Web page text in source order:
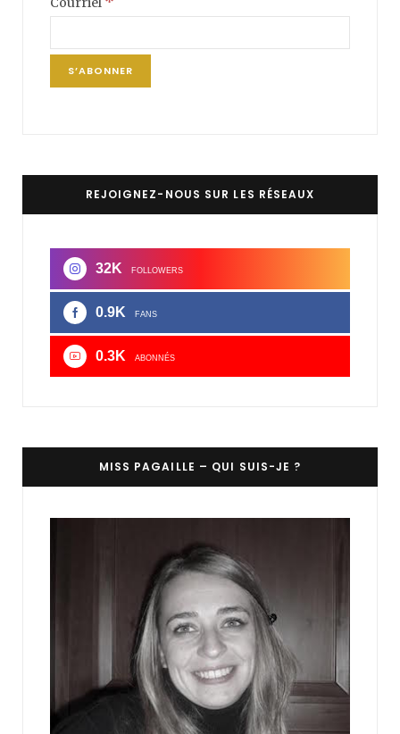
REJOIGNEZ-NOUS SUR LES RÉSEAUX
32K FOLLOWERS
0.9K FANS
0.3K ABONNÉS
MISS PAGAILLE – QUI SUIS-JE ?